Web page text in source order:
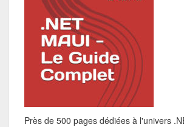
Près de 500 pages dédiées à l'univers